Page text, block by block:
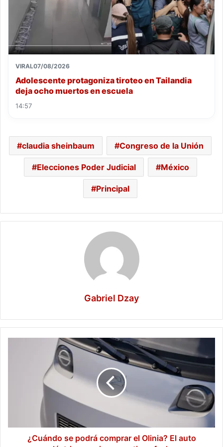
VIRAL07/08/2026
Adolescente protagoniza tiroteo en Tailandia
deja ocho muertos en escuela
14:57
claudia sheinbaum Congreso de la Unión
Elecciones Poder Judicial México
Principal
Gabriel Dzay
eléctrico
mexicano¿Cuándo se podrá comprar el Olinia? El auto